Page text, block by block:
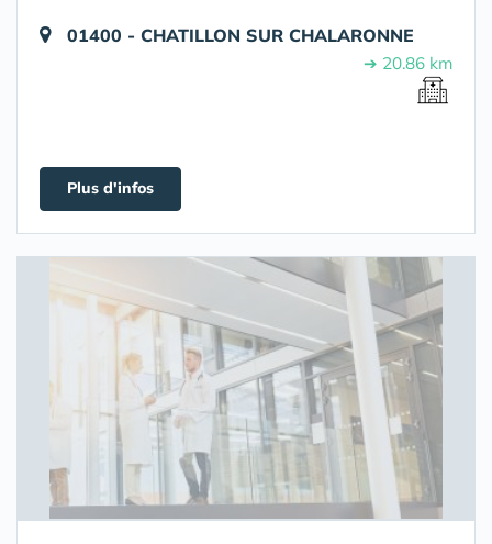
01400 - CHATILLON SUR CHALARONNE
➔ 20.86 km
Plus d'infos